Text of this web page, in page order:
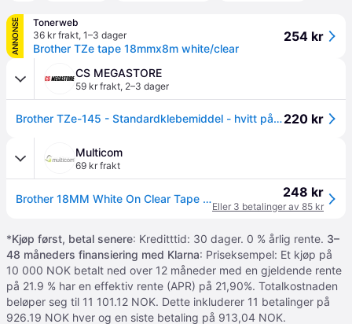
ANNONSE
Tonerweb
36 kr frakt, 1–3 dager
Brother TZe tape 18mmx8m white/clear
254 kr
CS MEGASTORE
59 kr frakt, 2–3 dager
Brother TZe-145 - Standardklebemiddel - hvitt på klart - Rull (1,8 cm x 8 m) 1 kassett(er) laminert teip - for Brother PT-D600 P-Touch PT-18, 3600, 750, D450, D800, E500, E550, H101, H500, P750, P900220 kr
Multicom
69 kr frakt
Brother 18MM White On Clear Tape (TZE-145) 248 kr
Eller 3 betalinger av 85 kr
*Kjøp først, betal senere: Kreditttid: 30 dager. 0 % årlig rente. 3–
48 måneders finansiering med Klarna: Priseksempel: Et kjøp på
10 000 NOK betalt ned over 12 måneder med en gjeldende rente
på 21.9 % har en effektiv rente (APR) på 21,90%. Totalkostnaden
beløper seg til 11 101.12 NOK. Dette inkluderer 11 betalinger på
926.19 NOK hver og en siste betaling på 913,04 NOK.